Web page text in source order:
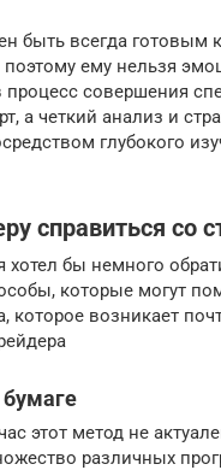
быть всегда готовым
поэтому ему нельзя
процесс совершения
а четкий анализ и
глубокого
справиться со
хотел бы немного
которые могут
которое возникает
бумаге
этот метод не
различных